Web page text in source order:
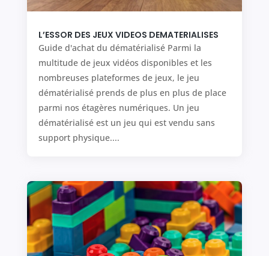
L’ESSOR DES JEUX VIDEOS DEMATERIALISES
Guide d'achat du dématérialisé Parmi la
multitude de jeux vidéos disponibles et les
nombreuses plateformes de jeux, le jeu
dématérialisé prends de plus en plus de place
parmi nos étagères numériques. Un jeu
dématérialisé est un jeu qui est vendu sans
support physique....